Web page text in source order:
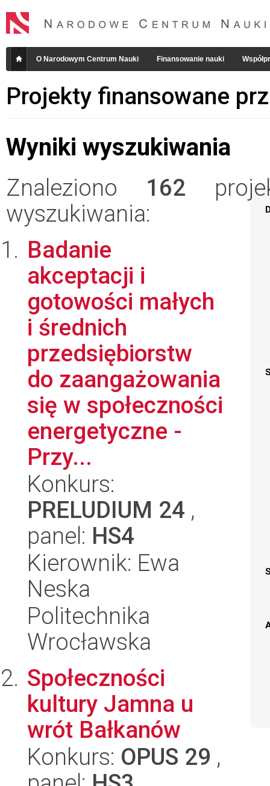
O Narodowym Centrum Nauki Finansowanie nauki
Projekty finansowane
Wyniki wyszukiwania
Znaleziono 162
wyszukiwania:
Badanie
akceptacji i
gotowości małych
i średnich
przedsiębiorstw
do zaangażowania
się w społeczności
energetyczne -
Przy...
Konkurs:
PRELUDIUM 24 ,
panel: HS4
Kierownik: Ewa
Neska
Politechnika
Wrocławska
Społeczności
kultury Jamna u
wrót Bałkanów
Konkurs: OPUS 29 ,